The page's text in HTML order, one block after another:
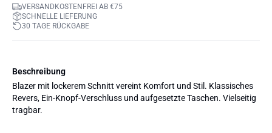
VERSANDKOSTENFREI AB €75
SCHNELLE LIEFERUNG
30 TAGE RÜCKGABE
Beschreibung
Blazer mit lockerem Schnitt vereint Komfort und Stil. Klassisches
Revers, Ein-Knopf-Verschluss und aufgesetzte Taschen. Vielseitig
tragbar.